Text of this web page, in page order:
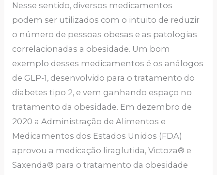
Nesse sentido, diversos medicamentos
podem ser utilizados com o intuito de reduzir
o número de pessoas obesas e as patologias
correlacionadas a obesidade. Um bom
exemplo desses medicamentos é os análogos
de GLP-1, desenvolvido para o tratamento do
diabetes tipo 2, e vem ganhando espaço no
tratamento da obesidade. Em dezembro de
2020 a Administração de Alimentos e
Medicamentos dos Estados Unidos (FDA)
aprovou a medicação liraglutida, Victoza® e
Saxenda® para o tratamento da obesidade